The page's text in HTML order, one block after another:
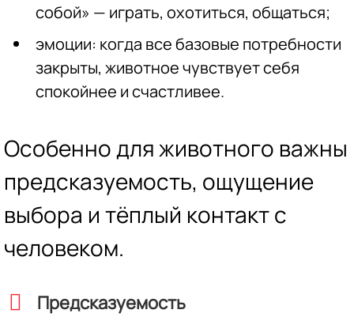
собой» — играть, охотиться, общаться;
эмоции: когда все базовые потребности
закрыты, животное чувствует себя
спокойнее и счастливее.
Особенно для животного важны
предсказуемость, ощущение
выбора и тёплый контакт с
человеком.
Предсказуемость